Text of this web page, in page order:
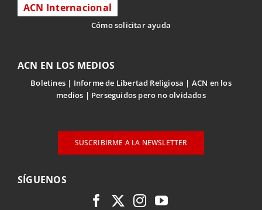
ACN Internacional
Cómo solicitar ayuda
ACN EN LOS MEDIOS
Boletines Informe de Libertad Religiosa
ACN en los
medios
Perseguidos pero no olvidados
SUSCRIBIRME A LA NEWSLETTER
SÍGUENOS